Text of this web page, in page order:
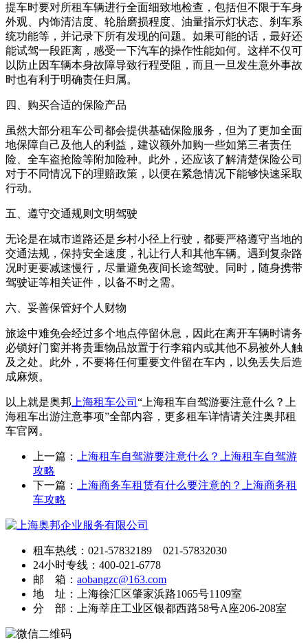
提车时要对所租车辆进行全面细致地检查，包括但不限于车身
外观、内饰清洁度、轮胎磨损程度、油量指示灯状态、刹车系
统功能等，并记录下所有发现的问题。如果可能的话，最好还
能试驾一段距离，感受一下汽车的操作性能如何。这样不仅可
以防止因车辆本身故障导致行程受阻，而且一旦发生意外事故
时也有利于明确责任归属。
四、购买合适的保险产品
虽然大部分租车公司都会提供基础保险服务，但为了更加全面
地保障自己及他人的利益，建议额外加购一些如第三者责任
险、全车盗抢险等附加险种。此外，还应该了解清楚保险公司
对于不同情况下的理赔政策，以便在紧急情况下能够快速采取
行动。
五、遵守交通规则文明驾驶
无论是在城市道路还是乡村小径上行驶，都要严格遵守当地的
交通法规，保持安全速度，礼让行人和其他车辆。遇到复杂路
况时更要减速慢行，尽量避免夜间长途驾驶。同时，随身携带
驾驶证等相关证件，以备不时之需。
六、妥善保管好个人财物
旅途中难免会经过多个地点停留休息，因此在离开车辆时请务
必锁好门窗并将贵重物品放置于行李箱内或其他不易被外人触
及之处。此外，不要将任何重要文件留在车内，以免丢失后造
成麻烦。
以上就是奥邦 上海租车公司 “上海租车自驾游要注意什么？上
海租车出游注意事项”全部内容，更多租车详情请关注奥邦租
车官网。
上一篇：
上海租车自驾游要注意什么？上海租车自驾游
攻略
下一篇：
上海商务车租赁有什么要注意的？上海商务租
车攻略
租车热线：021-57832189 021-57832030
24小时专线：400-021-6778
邮 箱： aobangzc@163.com
地 址：上海徐汇区肇家浜路1065号1109室
分 部：上海莘庄工业区银都西路58号A座206-208室